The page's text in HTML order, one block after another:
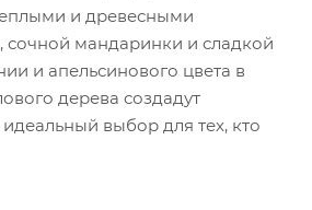
и древесными
сочной мандаринки и сладкой
и апельсинового цвета в
дерева создадут
выбор для тех, кто